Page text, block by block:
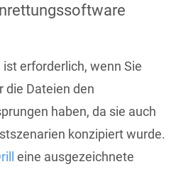
erforderlich, wenn Sie
die Dateien den
haben, da sie auch
konzipiert wurde.
eine ausgezeichnete